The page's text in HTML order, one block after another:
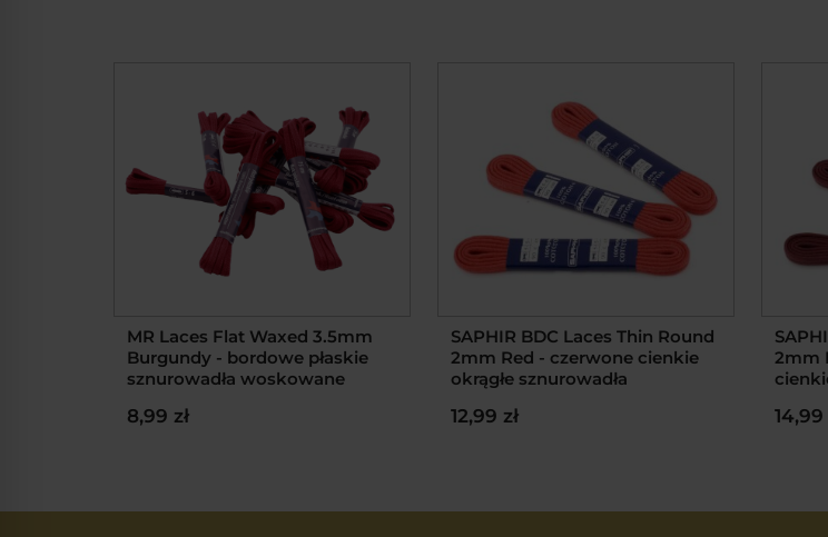
MR Laces Flat Waxed 3.5mm
Burgundy - bordowe płaskie
sznurowadła woskowane
8,99 zł
SAPHIR BDC Laces Thin Round
2mm Red - czerwone cienkie
okrągłe sznurowadła
12,99 zł
2mm
14,99